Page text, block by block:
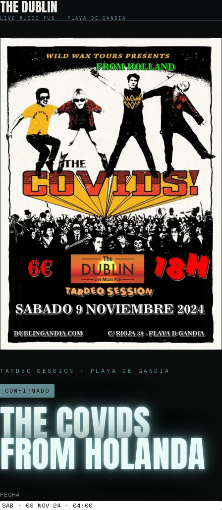
THE DUBLIN
LIVE MUSIC PUB · PLAYA DE GANDIA
TARDEO SESSION · PLAYA DE GANDIA
CONFIRMADO
THE COVIDS
FROM HOLANDA
FECHA
SÁB · 09 NOV 24 · 04:00